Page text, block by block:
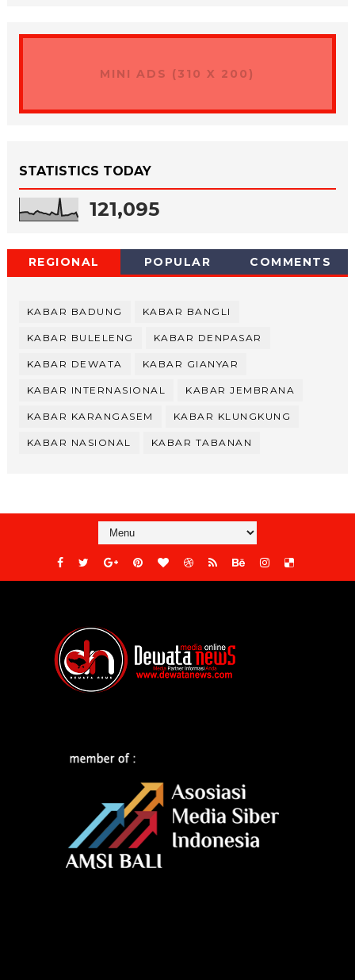
MINI ADS (310 X 200)
STATISTICS TODAY
121,095
REGIONAL POPULAR COMMENTS
KABAR BADUNG KABAR BANGLI
KABAR BULELENG KABAR DENPASAR
KABAR DEWATA KABAR GIANYAR
KABAR INTERNASIONAL KABAR JEMBRANA
KABAR KARANGASEM KABAR KLUNGKUNG
KABAR NASIONAL KABAR TABANAN